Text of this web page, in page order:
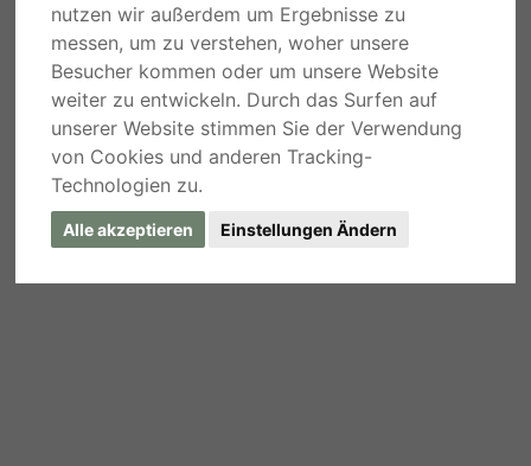
nutzen wir außerdem um Ergebnisse zu
messen, um zu verstehen, woher unsere
Besucher kommen oder um unsere Website
weiter zu entwickeln. Durch das Surfen auf
unserer Website stimmen Sie der Verwendung
von Cookies und anderen Tracking-
Technologien zu.
Alle akzeptieren Einstellungen Ändern